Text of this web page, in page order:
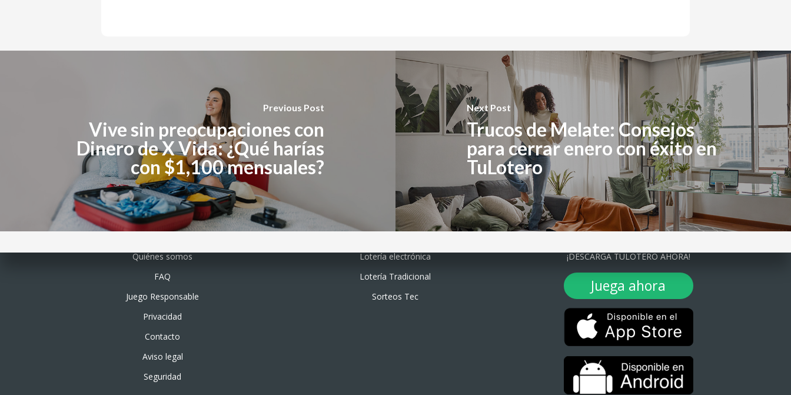
Previous Post
Vive sin preocupaciones con
Dinero de X Vida: ¿Qué harías
con $1,100 mensuales?
Next Post
Trucos de Melate: Consejos
para cerrar enero con éxito en
TuLotero
Quiénes somos
FAQ
Juego Responsable
Privacidad
Contacto
Aviso legal
Seguridad
Lotería electrónica
Lotería Tradicional
Sorteos Tec
¡DESCARGA TULOTERO AHORA!
Juega ahora